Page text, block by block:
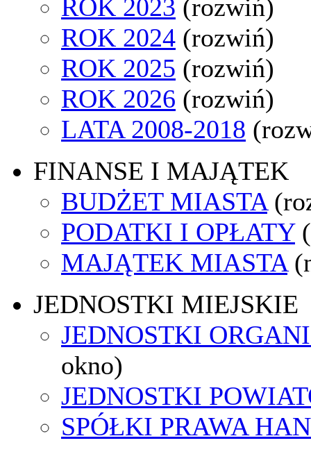
ROK 2023 (rozwiń)
ROK 2024 (rozwiń)
ROK 2025 (rozwiń)
ROK 2026 (rozwiń)
LATA 2008-2018
FINANSE I MAJĄTEK
BUDŻET MIASTA
PODATKI I OPŁATY
MAJĄTEK MIASTA
JEDNOSTKI MIEJSKIE
JEDNOSTKI
okno)
JEDNOSTKI
SPÓŁKI PRAWA